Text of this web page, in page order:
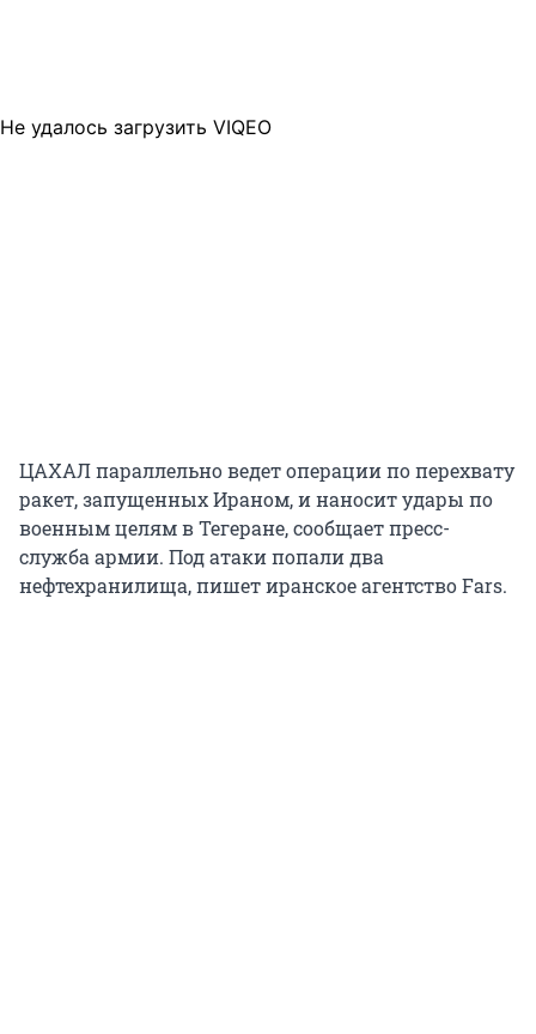
Не удалось загрузить VIQEO
ЦАХАЛ параллельно ведет операции по перехвату
ракет, запущенных Ираном, и наносит удары по
военным целям в Тегеране, сообщает пресс-
служба армии. Под атаки попали два
нефтехранилища, пишетиранское агентство Fars.